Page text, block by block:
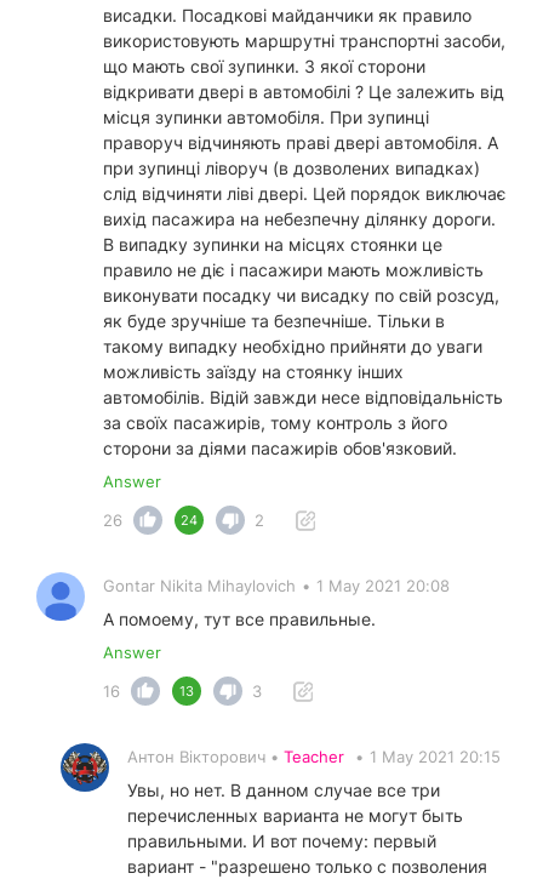
висадки. Посадкові майданчики як правило
використовують маршрутні транспортні засоби,
що мають свої зупинки. З якої сторони
відкривати двері в автомобілі ? Це залежить від
місця зупинки автомобіля. При зупинці
праворуч відчиняють праві двері автомобіля. А
при зупинці ліворуч (в дозволених випадках)
слід відчиняти ліві двері. Цей порядок виключає
вихід пасажира на небезпечну ділянку дороги.
В випадку зупинки на місцях стоянки це
правило не діє і пасажири мають можливість
виконувати посадку чи висадку по свій розсуд,
як буде зручніше та безпечніше. Тільки в
такому випадку необхідно прийняти до уваги
можливість заїзду на стоянку інших
автомобілів. Відій завжди несе відповідальність
за своїх пасажирів, тому контроль з його
сторони за діями пасажирів обов'язковий.
Answer
26
24 2
Gontar Nikita Mihaylovich • 1 May 2021 20:08
А помоему, тут все правильные.
Answer
16
13 3
Антон Вікторович • Teacher • 1 May 2021 20:15
Увы, но нет. В данном случае все три
перечисленных варианта не могут быть
правильными. И вот почему: первый
вариант - "разрешено только с позволения